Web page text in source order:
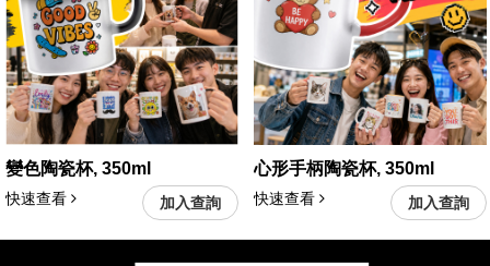
變色陶瓷杯, 350ml
加入查詢
快速查看
心形手柄陶瓷杯, 350ml
加入查詢
快速查看